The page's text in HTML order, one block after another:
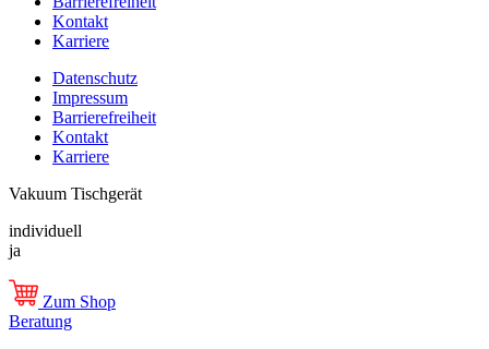
Kontakt
Karriere
Datenschutz
Impressum
Barrierefreiheit
Kontakt
Karriere
Vakuum Tischgerät
individuell
ja
Zum Shop
Beratung